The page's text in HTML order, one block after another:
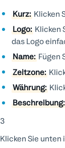
Kurz:Klicken
Logo:Klicken
das Logo
Name:Fügen
Zeitzone:
Währung:
Beschreibung:
3
Klicken Sie unten